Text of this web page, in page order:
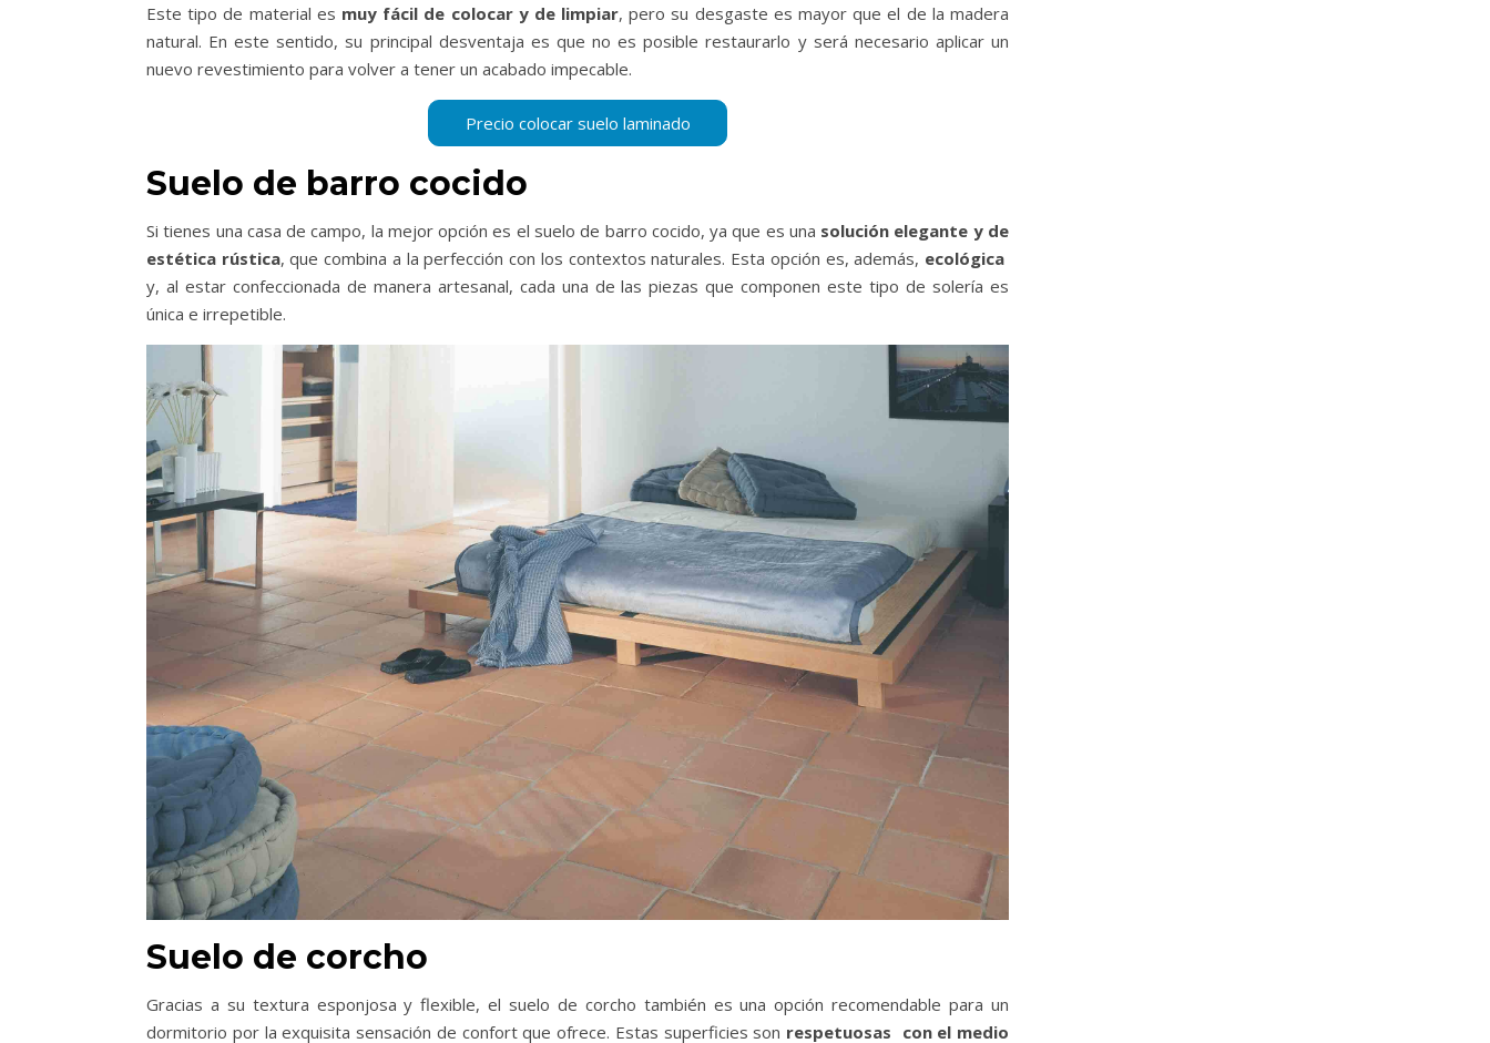
Este tipo de material es muy fácil de colocar y de limpiar, pero su desgaste es mayor que el de la madera
natural. En este sentido, su principal desventaja es que no es posible restaurarlo y será necesario aplicar un
nuevo revestimiento para volver a tener un acabado impecable.
Suelo de barro cocido
Si tienes una casa de campo, la mejor opción es el suelo de barro cocido, ya que es una solución elegante y de
estética rústica, que combina a la perfección con los contextos naturales. Esta opción es, además, ecológica
y, al estar confeccionada de manera artesanal, cada una de las piezas que componen este tipo de solería es
única e irrepetible.
Suelo de corcho
Gracias a su textura esponjosa y flexible, el suelo de corcho también es una opción recomendable para un
dormitorio por la exquisita sensación de confort que ofrece. Estas superficies son respetuosas con el medio